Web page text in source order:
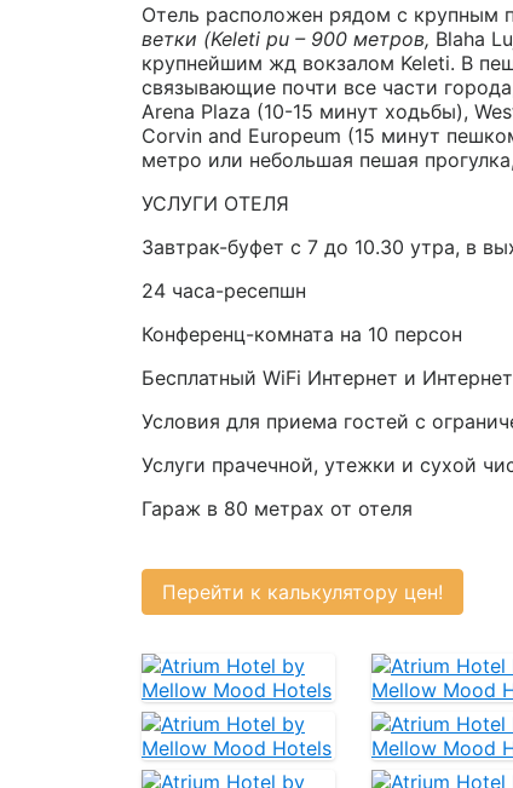
Отель расположен рядом с крупным
ветки (Keleti pu – 900 метров, Blaha
крупнейшим жд вокзалом Keleti. В
связывающие почти все части
Arena Plaza (10-15 минут ходьбы),
Corvin and Europeum (15 минут
метро или небольшая пешая
УСЛУГИ ОТЕЛЯ
Завтрак-буфет с 7 до 10.30 утра, в
24 часа-ресепшн
Конференц-комната на 10 персон
Бесплатный WiFi Интернет и
Условия для приема гостей с
Услуги прачечной, утежки и сухой
Гараж в 80 метрах от отеля
Перейти к калькулятору цен!